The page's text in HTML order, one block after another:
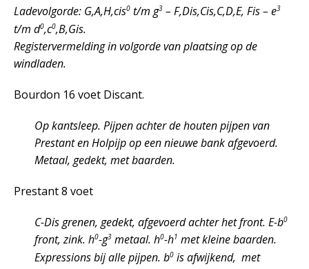
Ladevolgorde: G,A,H,cis0 t/m g3 – F,Dis,Cis,C,D,E, Fis – e3
t/m d0,c0,B,Gis.
Registervermelding in volgorde van plaatsing op de
windladen.
Bourdon 16 voet Discant.
Op kantsleep. Pijpen achter de houten pijpen van
Prestant en Holpijp op een nieuwe bank afgevoerd.
Metaal, gedekt, met baarden.
Prestant 8 voet
C-Dis grenen, gedekt, afgevoerd achter het front. E-b0
front, zink. h0-g3 metaal. h0-h1 met kleine baarden.
Expressions bij alle pijpen. b0 is afwijkend, met